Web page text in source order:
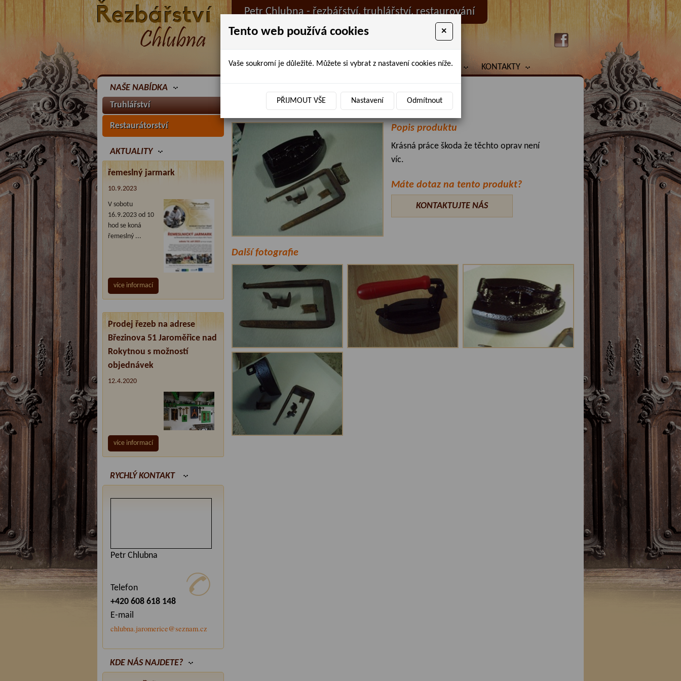
Petr Chlubna - řezbářství, truhlářství, restaurování
ÚVOD PRODANÉ ZBOŽÍ BAZAR AKTUALITY KONTAKTY
NAŠE NABÍDKA
Truhlářství
Restaurátorství
AKTUALITY
řemeslný jarmark
10.9.2023
V sobotu
16.9.2023 od 10
hod se koná
řemeslný ...
více informací
Prodej řezeb na adrese
Březinova 51 Jaroměřice nad
Rokytnou s možností
objednávek
12.4.2020
více informací
RYCHLÝ KONTAKT
Petr Chlubna
Telefon
+420 608 618 148
E-mail
chlubna.jaromerice@seznam.cz
KDE NÁS NAJDETE?
Oprava malé žehličky
Popis produktu
Krásná práce škoda že těchto oprav není
víc.
Máte dotaz na tento produkt?
KONTAKTUJTE NÁS
Další fotografie
Tento web používá cookies ×
Vaše soukromí je důležité. Můžete si vybrat z nastavení cookies níže.
PŘIJMOUT VŠE Nastavení Odmítnout